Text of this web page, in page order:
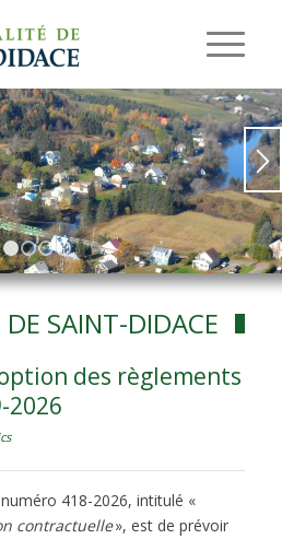
1 2 3 4
SAINT-DIDACE
des règlements
2026
418-2026, intitulé «
contractuelle», est de prévoir